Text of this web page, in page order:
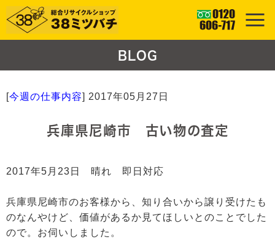
BLOG
[今週の仕事内容] 2017年05月27日
兵庫県尼崎市 古い物の査定
2017年5月23日 晴れ 即日対応
兵庫県尼崎市のお客様から、知り合いから譲り受けたも
のなんやけど、価値があるか見てほしいとのことでした
ので。お伺いしました。